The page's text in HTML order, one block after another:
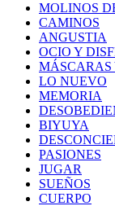
MOLINOS
CAMINOS
ANGUSTIA
OCIO Y
LO NUEVO
MEMORIA
BIYUYA
PASIONES
JUGAR
SUEÑOS
CUERPO